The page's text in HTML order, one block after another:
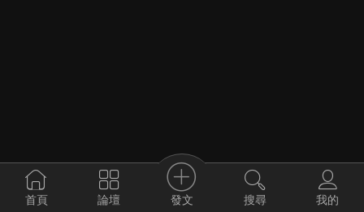
首頁 論壇 發文 搜尋 我的